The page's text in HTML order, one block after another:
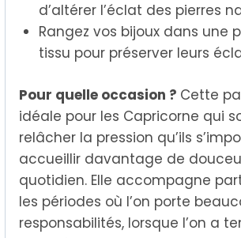
d’altérer l’éclat des pierres
Rangez vos bijoux dans une
tissu pour préserver leurs
Pour quelle occasion ? Cette
idéale pour les Capricorne qui
relâcher la pression qu’ils
accueillir davantage de
quotidien. Elle accompagne
les périodes où l’on porte
responsabilités, lorsque l’on a